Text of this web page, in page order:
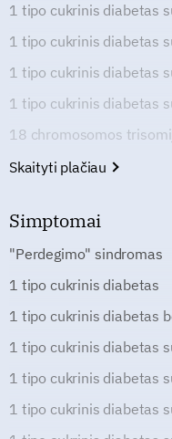
1 tipo cukrinis diabetas
1 tipo cukrinis diabetas
1 tipo cukrinis diabetas
1 tipo cukrinis diabetas
18 chromosomos
Skaityti plačiau
Simptomai
"Perdegimo" sindromas
1 tipo cukrinis diabetas
1 tipo cukrinis diabetas
1 tipo cukrinis diabetas
1 tipo cukrinis diabetas
1 tipo cukrinis diabetas